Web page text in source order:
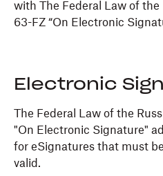
with The Federal Law of the
63-FZ “On Electronic
Electronic
The Federal Law of the
"On Electronic Signature"
for eSignatures that must
valid.